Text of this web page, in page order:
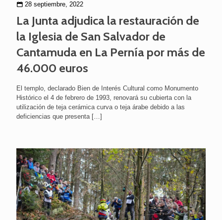
28 septiembre, 2022
La Junta adjudica la restauración de
la Iglesia de San Salvador de
Cantamuda en La Pernía por más de
46.000 euros
El templo, declarado Bien de Interés Cultural como Monumento
Histórico el 4 de febrero de 1993, renovará su cubierta con la
utilización de teja cerámica curva o teja árabe debido a las
deficiencias que presenta[…]